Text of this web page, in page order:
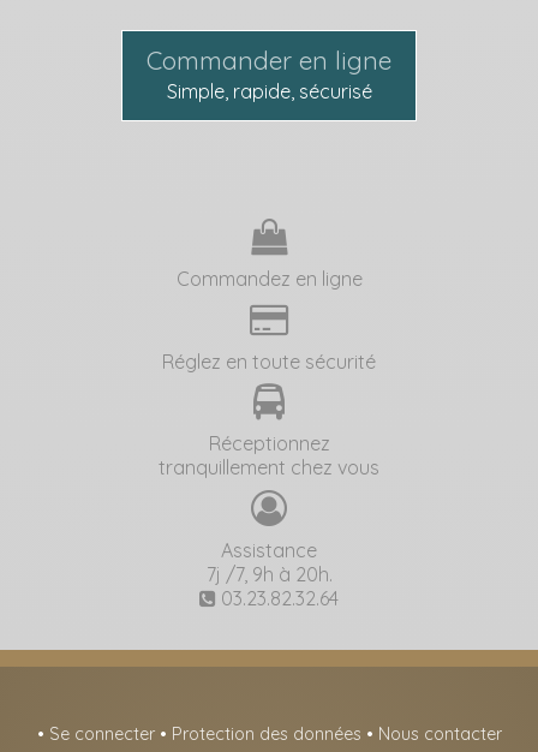
Commander en ligne
Simple, rapide, sécurisé
Commandez en ligne
Réglez en toute sécurité
Réceptionnez
tranquillement chez vous
Assistance
7j /7, 9h à 20h.
03.23.82.32.64
• Se connecter • Protection des données • Nous contacter